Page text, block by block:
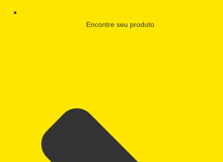
Encontre seu produto